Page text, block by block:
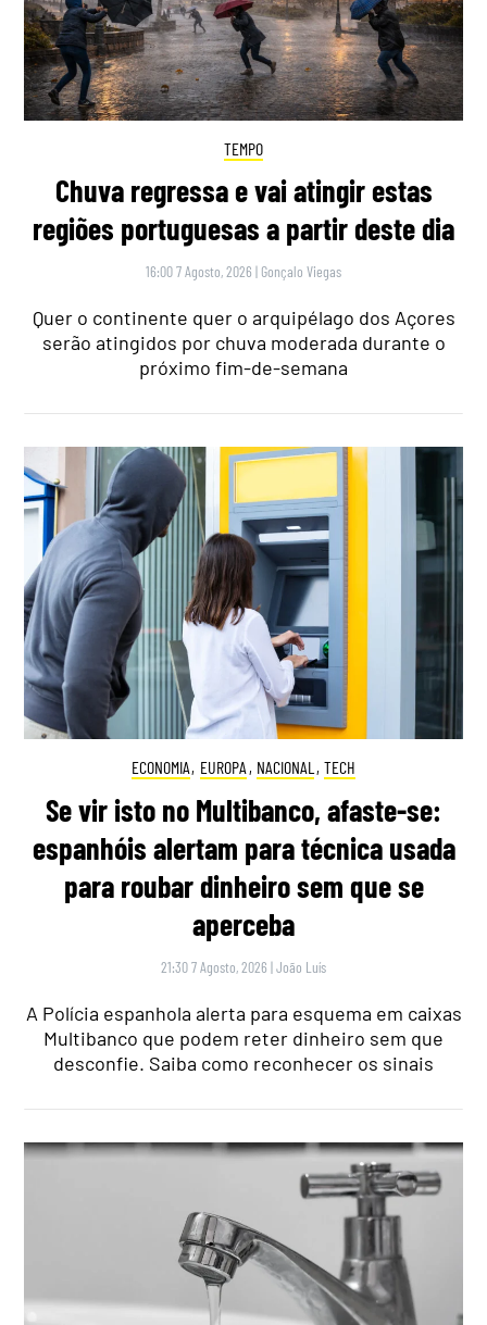
TEMPO
Chuva regressa e vai atingir estas
regiões portuguesas a partir deste dia
16:00 7 Agosto, 2026 | Gonçalo Viegas
Quer o continente quer o arquipélago dos Açores
serão atingidos por chuva moderada durante o
próximo fim-de-semana
ECONOMIA, EUROPA , NACIONAL , TECH
Se vir isto no Multibanco, afaste-se:
espanhóis alertam para técnica usada
para roubar dinheiro sem que se
aperceba
21:30 7 Agosto, 2026 |João Luís
A Polícia espanhola alerta para esquema em caixas
Multibanco que podem reter dinheiro sem que
desconfie. Saiba como reconhecer os sinais